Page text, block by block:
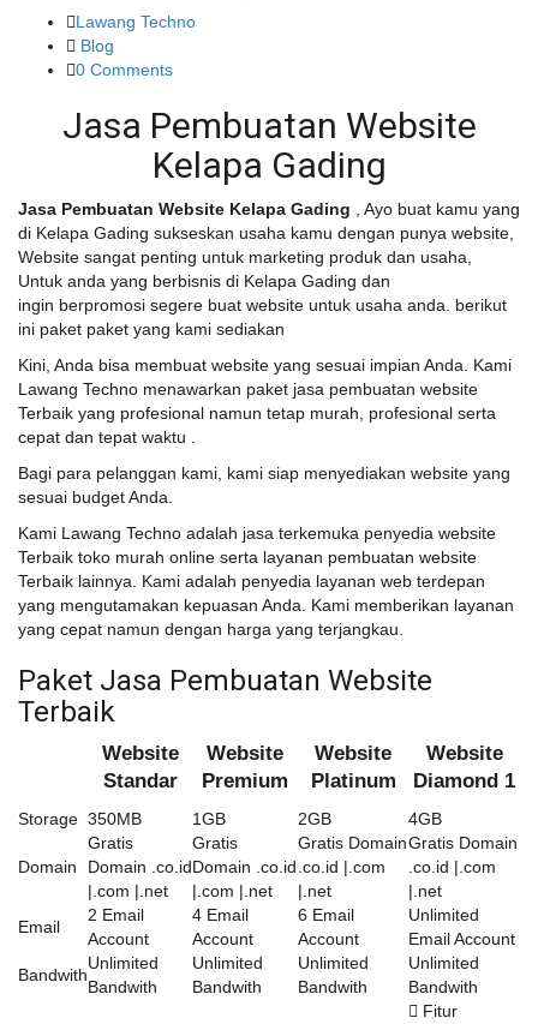
Lawang Techno
Blog
0 Comments
Jasa Pembuatan Website
Kelapa Gading
Jasa Pembuatan Website Kelapa Gading , Ayo buat kamu yang
di Kelapa Gading sukseskan usaha kamu dengan punya website,
Website sangat penting untuk marketing produk dan usaha,
Untuk anda yang berbisnis di Kelapa Gading dan
ingin berpromosi segere buat website untuk usaha anda. berikut
ini paket paket yang kami sediakan
Kini, Anda bisa membuat website yang sesuai impian Anda. Kami
Lawang Techno menawarkan paket jasa pembuatan website
Terbaik yang profesional namun tetap murah, profesional serta
cepat dan tepat waktu .
Bagi para pelanggan kami, kami siap menyediakan website yang
sesuai budget Anda.
Kami Lawang Techno adalah jasa terkemuka penyedia website
Terbaik toko murah online serta layanan pembuatan website
Terbaik lainnya. Kami adalah penyedia layanan web terdepan
yang mengutamakan kepuasan Anda. Kami memberikan layanan
yang cepat namun dengan harga yang terjangkau.
Paket Jasa Pembuatan Website
Terbaik
Website
Standar
Website
Premium
Website
Platinum
Website
Diamond 1
Storage 350MB 1GB 2GB 4GB
Domain
Gratis
Domain .co.id
|.com |.net
Gratis
Domain .co.id
|.com |.net
Gratis Domain
.co.id |.com
|.net
Gratis Domain
.co.id |.com
|.net
Email
2 Email
Account
4 Email
Account
6 Email
Account
Unlimited
Email Account
Bandwith
Unlimited
Bandwith
Unlimited
Bandwith
Unlimited
Bandwith
Unlimited
Bandwith
Fitur